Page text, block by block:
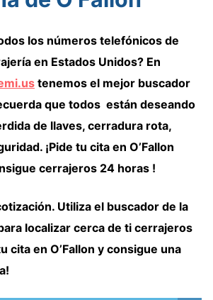
los números telefónicos de
en Estados Unidos? En
tenemos el mejor buscador
que todos están deseando
de llaves, cerradura rota,
¡Pide tu cita en O’Fallon
cerrajeros 24 horas !
Utiliza el buscador de la
localizar cerca de ti cerrajeros
cita en O’Fallon y consigue una